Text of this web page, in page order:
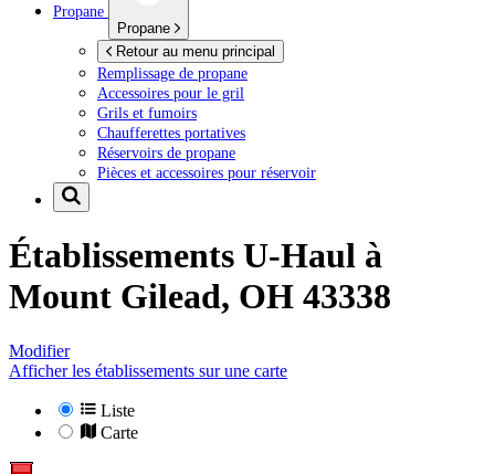
Propane
Propane
Retour au menu principal
Remplissage de propane
Accessoires pour le gril
Grils et fumoirs
Chaufferettes portatives
Réservoirs de propane
Pièces et accessoires pour réservoir
Établissements U-Haul à
Mount Gilead, OH 43338
Modifier
Afficher les établissements sur une carte
Liste
Carte